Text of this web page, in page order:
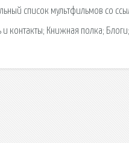
список мультфильмов со
контакты; Книжная полка;